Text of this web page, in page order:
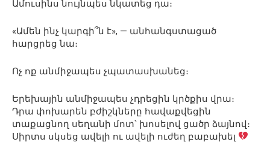
Ամուսինս նույնպես նկատեց դա։
«Ամեն ինչ կարգի՞ն է», — անհանգստացած
հարցրեց նա։
Ոչ ոք անմիջապես չպատասխանեց։
Երեխային անմիջապես չդրեցին կրծքիս վրա։
Դրա փոխարեն բժիշկները հավաքվեցին
տաքացնող սեղանի մոտ՝ խոսելով ցածր ձայնով։
Սիրտս սկսեց ավելի ու ավելի ուժեղ բաբախել